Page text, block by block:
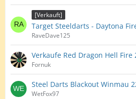
[Verkauft]
Target Steeldarts - Daytona
RaveDave125
Verkaufe Red Dragon Hell Fire
Fornuk
Steel Darts Blackout Winmau
WetFox97